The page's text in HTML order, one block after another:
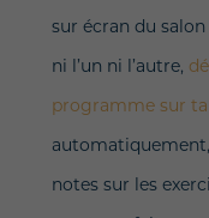
sur écran du salon
ni l’un ni l’autre,
programme sur
notes sur les